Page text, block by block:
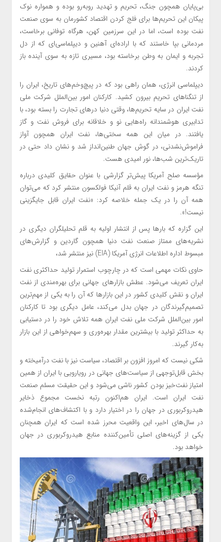
بی‌پایان همچون جنگ، تحریم و تهدید روبه‌رو بوده و همواره نوک
پیکان این تحریم‌ها برای فلج کردن اقتصاد کشورمان به سوی صنعت
نفت بوده است، اما در این سرزمین کهن، هرگاه توفانی برخاست،
مردمانی بپا خاستند که با اراده‌ای آهنین و دیپلماسی‌ای که از دل
تجربه و ایمان به وطن برخاسته بود، مسیری تازه به سوی آینده باز
کردند.
دیپلماسی انرژی، همان راهی بود که در پیچ‌وخم‌های تاریخ، ایران را
از تنگناهای تحریم بیرون کشید. کارکنان امور بین‌الملل شرکت ملی
نفت ایران در سایه تحریم‌ها، وقتی‌ دنیا درهای تجارت را بسته بود، با
تدابیری هوشمندانه راه‌هایی نو و خلاقانه برای فروش نفت و گاز
یافتند. در میان این همه سختی‌ها، نفت ایران همچون آواز
فراموش‌نشدنی، در گوش جهان طنین‌انداز شد و نشان داد حتی در
تاریک‌ترین شب‌ها، نور امیدی هست.
مؤسسه صلح آمریکا پیش‌تر گزارشی با عنوان حقایق کلیدی درباره
تنگه هرمز و نفت ایران به قلم آنیکا فولکسون منتشر کرد که می‌توان
همه آن را در یک جمله خلاصه کرد: «نفت ایران قابل جایگزینی
نیست!».
این گزاره که بارها پس از انتشار اولیه به قلم تحلیلگران دیگری در
نشریه‌های ممتاز صنعت نفت دنیا همچون گاردین و گزارش‌های
مبسوط اداره اطلاعات انرژی آمریکا (EIA) نیز منتشر شد،
حاوی نکات مهمی است که در چارچوب استمرار تولید حداکثری نفت
ایران تعریف می‌شود. عطش بازارهای جهانی برای بهره‌مندی از نفت
ایران و نقش کلیدی کشور در این بازارها که آن را به یکی از مهم‌ترین
تصمیم‌گیرندگان در جهان بدل می‌کند، عامل دیگری بود تا کارکنان
امور بین‌الملل شرکت ملی نفت ایران همه تلاش خود را در دستیابی
به حداکثر تولید با بیشترین مقدار بهره‌وری و سهم‌خواهی از این بازار
به‌کار گیرند.
شکی نیست که امروز افزون بر اقتصاد، سیاست نیز با نفت درآمیخته و
بخش قابل‌توجهی از سیاست‌های جهانی در رویارویی با ایران از همین
امتیاز نفت‌خیز بودن کشور ناشی می‌شود و این حقیقت مسلم صنعت
نفت ایران است. ایران هم‌اکنون رتبه نخست مجموع ذخایر
هیدروکربوری در جهان را در اختیار دارد و با اکتشاف‌های انجام‌شده
در سال‌های اخیر، این واقعیت محرز شده است که ایران همچنان
یکی از گزینه‌های اصلی تأمین‌کننده منابع هیدروکربوری در جهان
خواهد بود.